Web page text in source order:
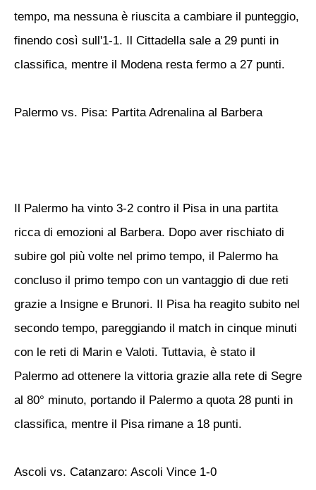
tempo, ma nessuna è riuscita a cambiare il punteggio,
finendo così sull'1-1. Il Cittadella sale a 29 punti in
classifica, mentre il Modena resta fermo a 27 punti.
Palermo vs. Pisa: Partita Adrenalina al Barbera
Il Palermo ha vinto 3-2 contro il Pisa in una partita
ricca di emozioni al Barbera. Dopo aver rischiato di
subire gol più volte nel primo tempo, il Palermo ha
concluso il primo tempo con un vantaggio di due reti
grazie a Insigne e Brunori. Il Pisa ha reagito subito nel
secondo tempo, pareggiando il match in cinque minuti
con le reti di Marin e Valoti. Tuttavia, è stato il
Palermo ad ottenere la vittoria grazie alla rete di Segre
al 80° minuto, portando il Palermo a quota 28 punti in
classifica, mentre il Pisa rimane a 18 punti.
Ascoli vs. Catanzaro: Ascoli Vince 1-0